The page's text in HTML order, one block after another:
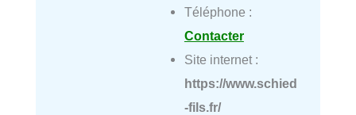
Téléphone :
Contacter
Site internet :
https://www.schied
-fils.fr/